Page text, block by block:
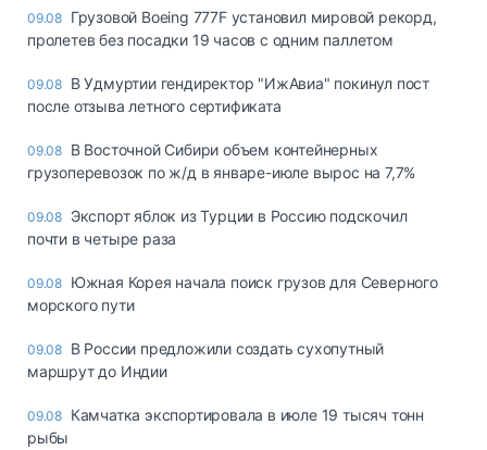
09.08 Грузовой Boeing 777F установил мировой рекорд,
пролетев без посадки 19 часов с одним паллетом
09.08 В Удмуртии гендиректор "ИжАвиа" покинул пост
после отзыва летного сертификата
09.08 В Восточной Сибири объем контейнерных
грузоперевозок по ж/д в январе-июле вырос на 7,7%
09.08 Экспорт яблок из Турции в Россию подскочил
почти в четыре раза
09.08 Южная Корея начала поиск грузов для Северного
морского пути
09.08 В России предложили создать сухопутный
маршрут до Индии
09.08 Камчатка экспортировала в июле 19 тысяч тонн
рыбы